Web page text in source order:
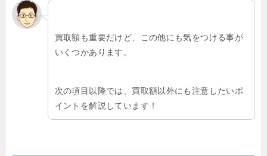
買取額も重要だけど、この他にも気をつける事が
いくつかあります。
次の項目以降では、買取額以外にも注意したいポ
イントを解説しています！